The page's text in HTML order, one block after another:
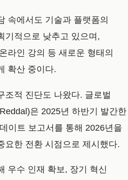
속에서도 기술과 플랫폼의
기적으로 낮추고 있으며,
라인 강의 등 새로운 형태의
확산 중이다.
조적 진단도 나왔다. 글로벌
은 2025년 하반기 발간한
이트 보고서를 통해 2026년을
요한 전환 시점으로 제시했다.
우수 인재 확보, 장기 혁신